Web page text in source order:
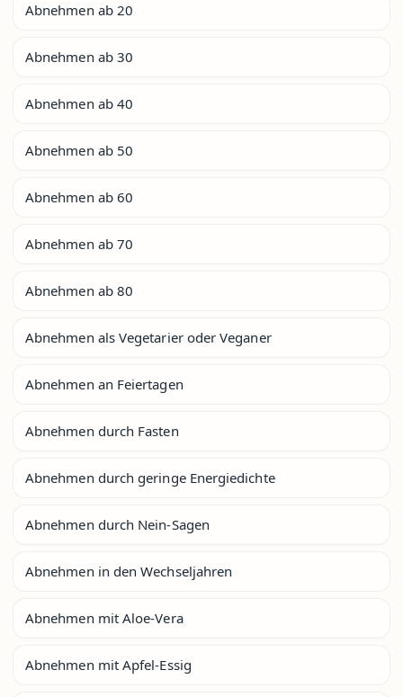
Abnehmen ab 20
Abnehmen ab 30
Abnehmen ab 40
Abnehmen ab 50
Abnehmen ab 60
Abnehmen ab 70
Abnehmen ab 80
Abnehmen als Vegetarier oder Veganer
Abnehmen an Feiertagen
Abnehmen durch Fasten
Abnehmen durch geringe Energiedichte
Abnehmen durch Nein-Sagen
Abnehmen in den Wechseljahren
Abnehmen mit Aloe-Vera
Abnehmen mit Apfel-Essig